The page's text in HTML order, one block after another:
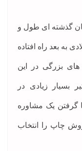
گذشته ای طول و
و چاپ مدرن نیز از قرن 15 میلادی به بعد راه افتاده
بزرگی در این
بسیار زیادی در
گرفتن یک مشاوره
چاپ را انتخاب